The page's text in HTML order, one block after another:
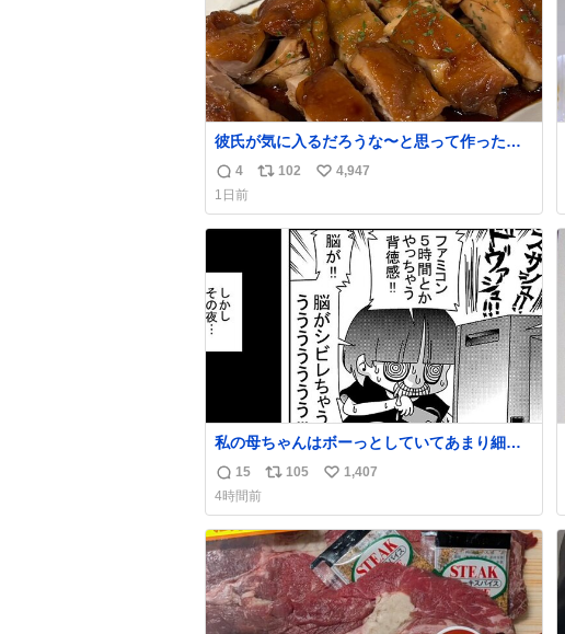
彼氏が気に入るだろうな〜と思って作ったら
想像の何倍も美味しい美味しい言ってくれて
嬉しい
返
信
数
4
リ
ス
102
い
ね
数
4,947
1日前
私の母ちゃんはボーっとしていてあまり細か
い事を気にしません。優秀な人の多い現代の
価値観から見ると、あまり優秀な母親ではな
いかもしれません。でも、だからこそ、私は
そういう母親が大好きです。今も昔もすごく
リラックスします。「優秀」と「良い」は別
なんですよね。 1/2
返
信
数
15
リ
ス
ト
数
105
い
ね
数
1,407
4時間前